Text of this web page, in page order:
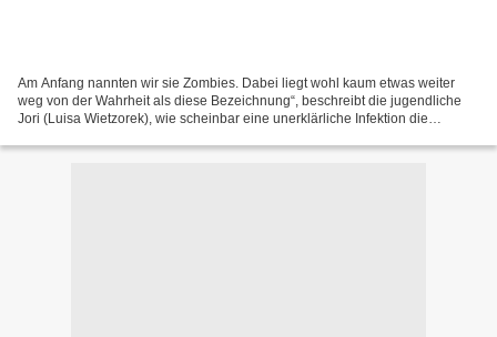
Am Anfang nannten wir sie Zombies. Dabei liegt wohl kaum etwas weiter
weg von der Wahrheit als diese Bezeichnung“, beschreibt die jugendliche
Jori (Luisa Wietzorek), wie scheinbar eine unerklärliche Infektion die